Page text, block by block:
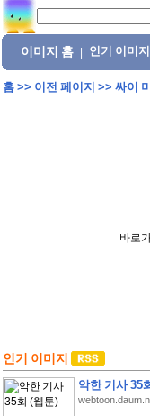
이미지 홈 인기 이미지
홈>> 이전 페이지 >> 싸이
바로
인기 이미지
악한 기사 35